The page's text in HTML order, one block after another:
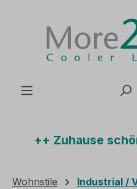
++ Zuhause
Wohnstile Industrial /